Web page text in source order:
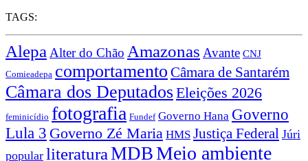
TAGS:
Alepa Alter do Chão Amazonas Avante CNJ
Comieadepa comportamento Câmara de Santarém
Câmara dos DeputadosEleições 2026
feminicídio fotografia Fundef Governo Hana Governo
Lula 3 Governo Zé Maria HMS Justiça Federal Júri
popular literaturaMDBMeio ambiente